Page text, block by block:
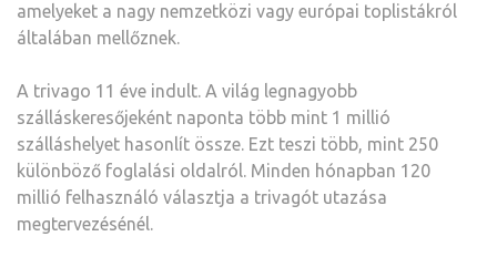
amelyeket a nagy nemzetközi vagy európai toplistákról
általában mellőznek.
A trivago 11 éve indult. A világ legnagyobb
szálláskeresőjeként naponta több mint 1 millió
szálláshelyet hasonlít össze. Ezt teszi több, mint 250
különböző foglalási oldalról. Minden hónapban 120
millió felhasználó választja a trivagót utazása
megtervezésénél.